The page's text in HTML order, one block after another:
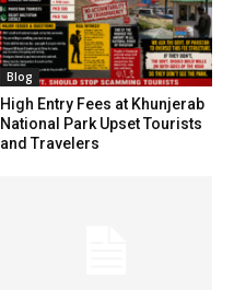
Blog
High Entry Fees at Khunjerab
National Park Upset Tourists
and Travelers